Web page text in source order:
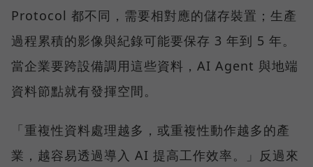
Protocol 都不同，需要相對應的儲存裝置；生產
過程累積的影像與紀錄可能要保存 3 年到 5 年。
當企業要跨設備調用這些資料，AI Agent 與地端
資料節點就有發揮空間。
「重複性資料處理越多，或重複性動作越多的產
業，越容易透過導入 AI 提高工作效率。」反過來